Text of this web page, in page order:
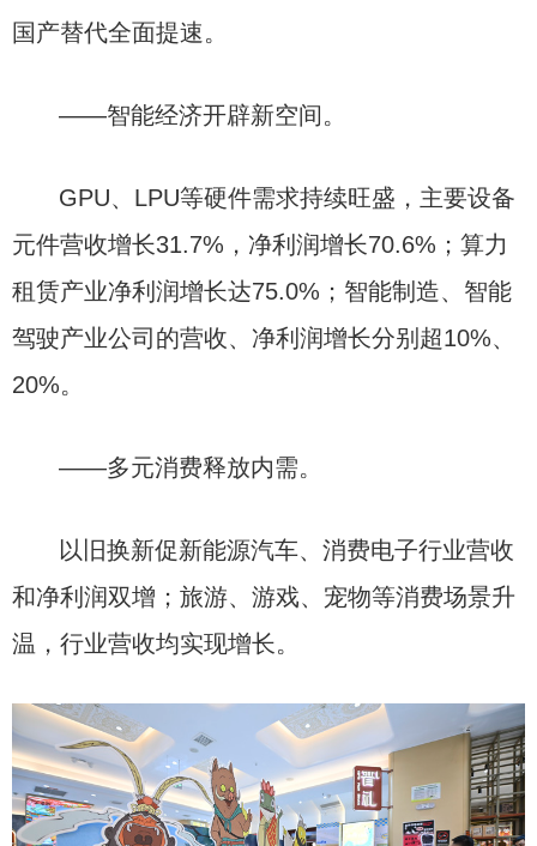
国产替代全面提速。
——智能经济开辟新空间。
GPU、LPU等硬件需求持续旺盛，主要设备
元件营收增长31.7%，净利润增长70.6%；算力
租赁产业净利润增长达75.0%；智能制造、智能
驾驶产业公司的营收、净利润增长分别超10%、
20%。
——多元消费释放内需。
以旧换新促新能源汽车、消费电子行业营收
和净利润双增；旅游、游戏、宠物等消费场景升
温，行业营收均实现增长。